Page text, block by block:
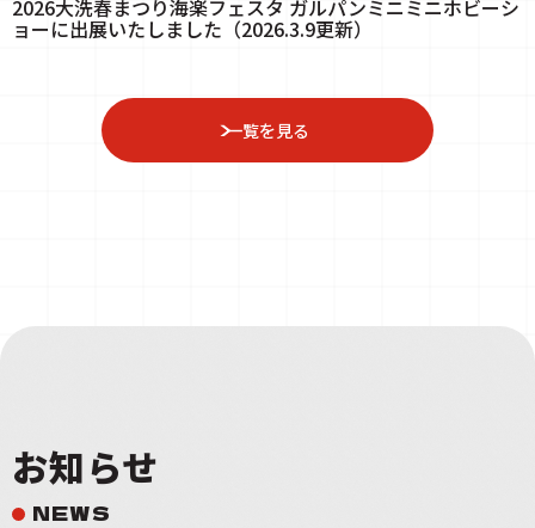
2026大洗春まつり海楽フェスタ ガルパンミニミニホビーシ
ョーに出展いたしました（2026.3.9更新）
一覧を見る
お知らせ
NEWS